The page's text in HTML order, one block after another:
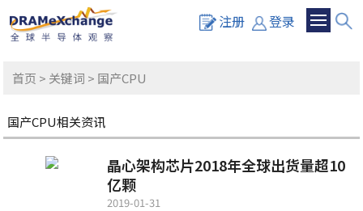
注册 登录
首页 > 关键词 > 国产CPU
国产CPU相关资讯
晶心架构芯片2018年全球出货量超10
亿颗
2019-01-31